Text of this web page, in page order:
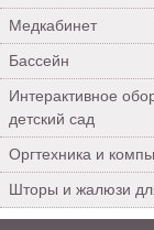
Медкабинет
Бассейн
Интерактивное
детский сад
Оргтехника и
Шторы и жалюзи